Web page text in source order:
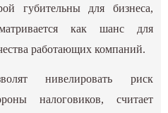
губительны для бизнеса,
как шанс для
работающих компаний.
нивелировать риск
налоговиков, считает